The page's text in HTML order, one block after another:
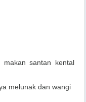
santan kental
melunak dan wangi